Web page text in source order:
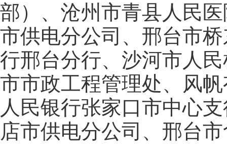
部）、沧州市青县人民
市供电分公司、邢台市
行邢台分行、沙河市人
市市政工程管理处、风
人民银行张家口市中心
店市供电分公司、邢台